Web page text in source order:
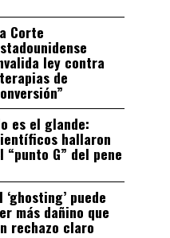
Corte
ley contra
de
es el glande:
hallaron
“punto G” del pene
‘ghosting’ puede
más dañino que
rechazo claro